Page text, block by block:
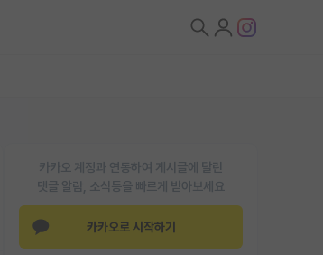
카카오 계정과 연동하여 게시글에 달린
댓글 알람, 소식등을 빠르게 받아보세요
카카오로 시작하기